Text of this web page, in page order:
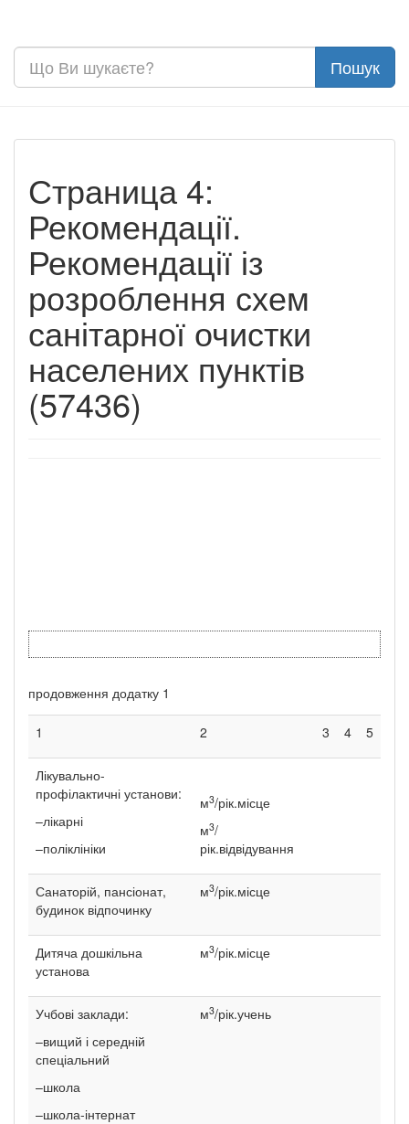
Страница 4:
Рекомендації.
Рекомендації із
розроблення схем
санітарної очистки
населених пунктів
(57436)
продовження додатку 1
1 2 3 4 5
Лікувально-
профілактичні установи:
–лікарні
–поліклініки
м3/рік.місце
м3/
рік.відвідування
Санаторій, пансіонат,
будинок відпочинку
м3/рік.місце
Дитяча дошкільна
установа
м3/рік.місце
Учбові заклади:
–вищий і середній
спеціальний
–школа
–школа-інтернат
м3/рік.учень